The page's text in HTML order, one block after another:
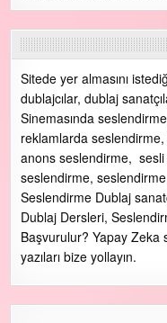
Sitede yer almasını
dublajcılar, dublaj
Sinemasında
reklamlarda
anons seslendirme,
seslendirme,
Seslendirme Dublaj
Dublaj Dersleri,
Başvurulur? Yapay
yazıları bize yollayın.